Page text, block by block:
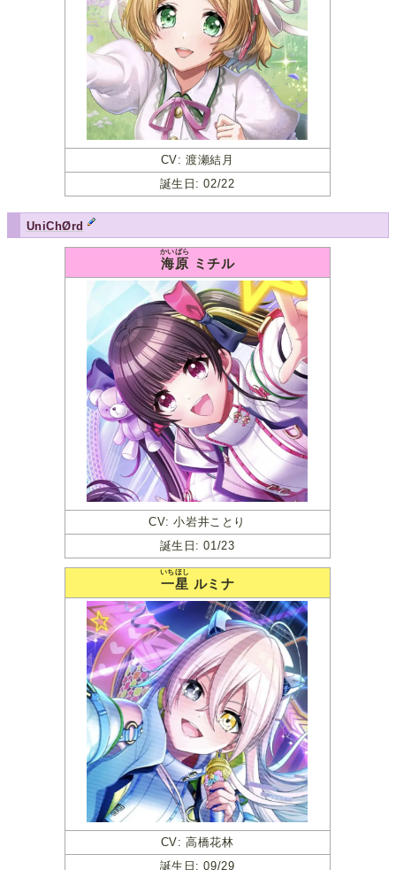
CV: 渡瀬結月
誕生日: 02/22
UniChØrd
海原
かいばら
ミチル
CV: 小岩井ことり
誕生日: 01/23
一星
いちほし
ルミナ
CV: 高橋花林
誕生日: 09/29